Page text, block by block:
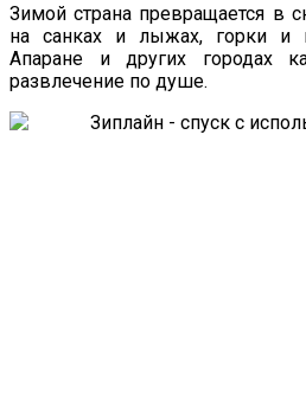
Зимой страна превращается в
на санках и лыжах, горки и
Апаране и других городах
развлечение по душе.